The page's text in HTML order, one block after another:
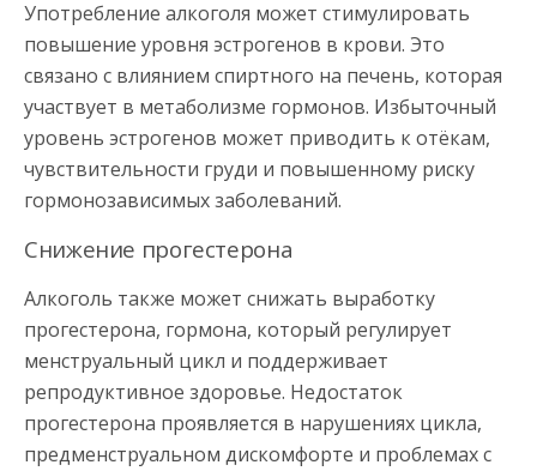
Употребление алкоголя может стимулировать
повышение уровня эстрогенов в крови. Это
связано с влиянием спиртного на печень, которая
участвует в метаболизме гормонов. Избыточный
уровень эстрогенов может приводить к отёкам,
чувствительности груди и повышенному риску
гормонозависимых заболеваний.
Снижение прогестерона
Алкоголь также может снижать выработку
прогестерона, гормона, который регулирует
менструальный цикл и поддерживает
репродуктивное здоровье. Недостаток
прогестерона проявляется в нарушениях цикла,
предменструальном дискомфорте и проблемах с